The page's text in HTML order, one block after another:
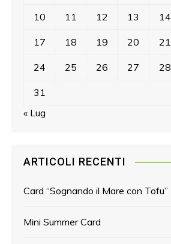
10 11 12 13 14
17 18 19 20 21
24 25 26 27 28
31
« Lug
ARTICOLI RECENTI
Card “Sognando il Mare con Tofu”
Mini Summer Card